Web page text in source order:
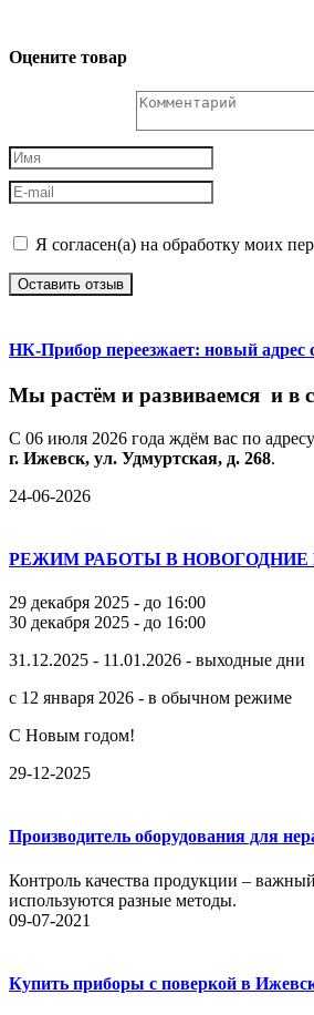
Оцените товар
Я согласен(а) на обработку моих
Оставить отзыв
НК-Прибор переезжает: новый адрес
Мы растём и развиваемся и в
С 06 июля 2026 года ждём вас по
г. Ижевск, ул. Удмуртская, д. 268.
24-06-2026
РЕЖИМ РАБОТЫ В НОВОГОДНИЕ
29 декабря 2025 - до 16:00
30 декабря 2025 - до 16:00
31.12.2025 - 11.01.2026 - выходные дни
с 12 января 2026 - в обычном режиме
С Новым годом!
29-12-2025
Производитель оборудования для
Контроль качества продукции –
используются разные методы.
09-07-2021
Купить приборы с поверкой в